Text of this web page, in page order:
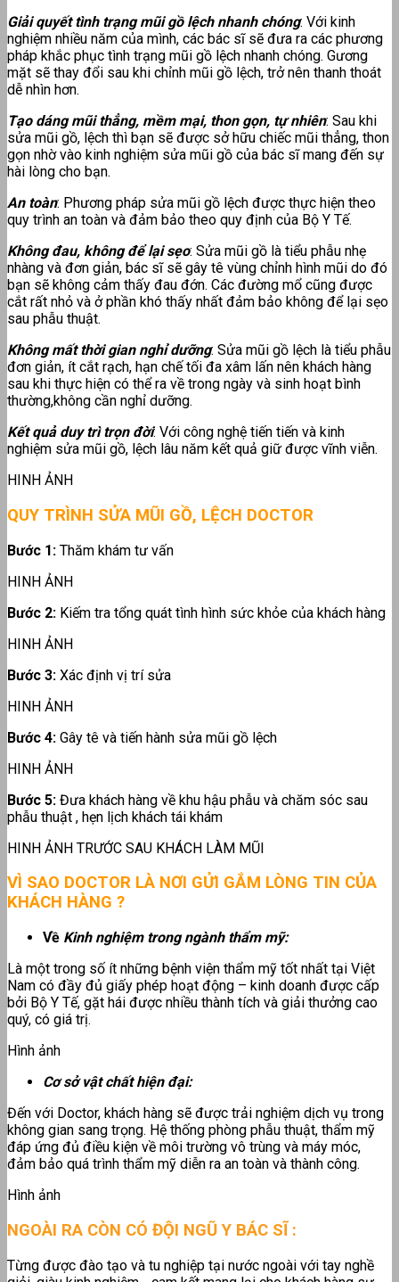
Giải quyết tình trạng mũi gồ lệch nhanh chóng: Với kinh
nghiệm nhiều năm của mình, các bác sĩ sẽ đưa ra các phương
pháp khắc phục tình trạng mũi gồ lệch nhanh chóng. Gương
mặt sẽ thay đổi sau khi chỉnh mũi gồ lệch, trở nên thanh thoát
dễ nhìn hơn.
Tạo dáng mũi thẳng, mềm mại, thon gọn, tự nhiên: Sau khi
sửa mũi gồ, lệch thì bạn sẽ được sở hữu chiếc mũi thẳng, thon
gọn nhờ vào kinh nghiệm sửa mũi gồ của bác sĩ mang đến sự
hài lòng cho bạn.
An toàn: Phương pháp sửa mũi gồ lệch được thực hiện theo
quy trình an toàn và đảm bảo theo quy định của Bộ Y Tế.
Không đau, không để lại sẹo: Sửa mũi gồ là tiểu phẫu nhẹ
nhàng và đơn giản, bác sĩ sẽ gây tê vùng chỉnh hình mũi do đó
bạn sẽ không cảm thấy đau đớn. Các đường mổ cũng được
cắt rất nhỏ và ở phần khó thấy nhất đảm bảo không để lại sẹo
sau phẫu thuật.
Không mất thời gian nghỉ dưỡng: Sửa mũi gồ lệch là tiểu phẫu
đơn giản, ít cắt rạch, hạn chế tối đa xâm lấn nên khách hàng
sau khi thực hiện có thể ra về trong ngày và sinh hoạt bình
thường,không cần nghỉ dưỡng.
Kết quả duy trì trọn đời: Với công nghệ tiến tiến và kinh
nghiệm sửa mũi gồ, lệch lâu năm kết quả giữ được vĩnh viễn.
HINH ẢNH
QUY TRÌNH SỬA MŨI GỒ, LỆCH DOCTOR
Bước 1: Thăm khám tư vấn
HINH ẢNH
Bước 2: Kiếm tra tổng quát tình hình sức khỏe của khách hàng
HINH ẢNH
Bước 3: Xác định vị trí sửa
HINH ẢNH
Bước 4: Gây tê và tiến hành sửa mũi gồ lệch
HINH ẢNH
Bước 5: Đưa khách hàng về khu hậu phẫu và chăm sóc sau
phẫu thuật , hẹn lịch khách tái khám
HINH ẢNH TRƯỚC SAU KHÁCH LÀM MŨI
VÌ SAO DOCTOR LÀ NƠI GỬI GẮM LÒNG TIN CỦA
KHÁCH HÀNG ?
Về Kinh nghiệm trong ngành thẩm mỹ:
Là một trong số ít những bệnh viện thẩm mỹ tốt nhất tại Việt
Nam có đầy đủ giấy phép hoạt động – kinh doanh được cấp
bởi Bộ Y Tế, gặt hái được nhiều thành tích và giải thưởng cao
quý, có giá trị.
Hình ảnh
Cơ sở vật chất hiện đại:
Đến với Doctor, khách hàng sẽ được trải nghiệm dịch vụ trong
không gian sang trọng. Hệ thống phòng phẫu thuật, thẩm mỹ
đáp ứng đủ điều kiện về môi trường vô trùng và máy móc,
đảm bảo quá trình thẩm mỹ diễn ra an toàn và thành công.
Hình ảnh
NGOÀI RA CÒN CÓ ĐỘI NGŨ Y BÁC SĨ :
Từng được đào tạo và tu nghiệp tại nước ngoài với tay nghề